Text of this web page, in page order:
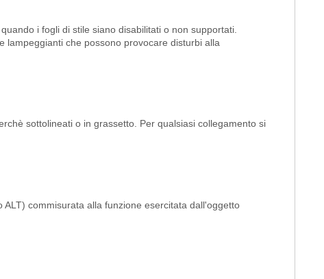
i fogli di stile siano disabilitati o non supportati.
lampeggianti che possono provocare disturbi alla
sottolineati o in grassetto. Per qualsiasi collegamento si
commisurata alla funzione esercitata dall'oggetto